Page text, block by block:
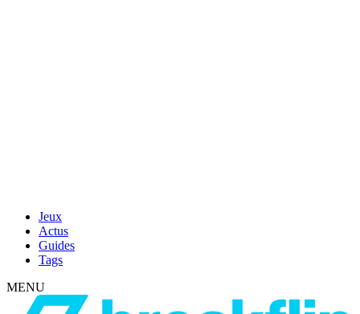
Jeux
Actus
Guides
Tags
MENU